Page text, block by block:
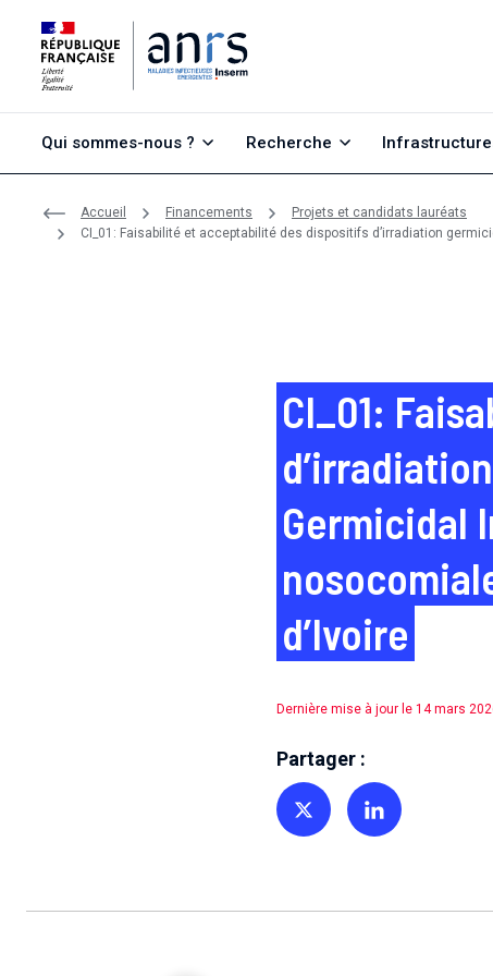
Qui sommes-nous ? Recherche
Accueil Financements
Projets et candidats lauréats
CI_01: Faisabilité et acceptabilité des dispositifs d’irradiation
CI_01:
Germicidal
d’Ivoire
Dernière mise à jour le 14 mars
Partager :
Partager sur TwitterPartager sur Linkedin